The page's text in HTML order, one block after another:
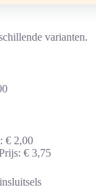
varianten.
€ 2,00
€ 3,75